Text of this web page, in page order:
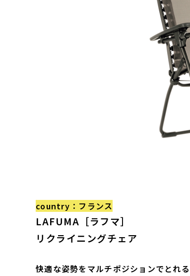
country：フランス
LAFUMA［ラフマ］
リクライニングチェア
快適な姿勢をマルチポジションでとれ